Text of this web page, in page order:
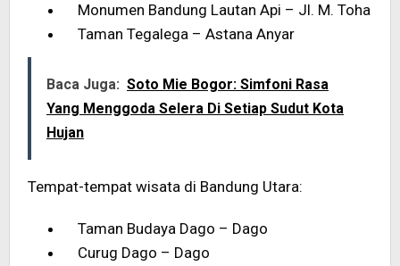
Monumen Bandung Lautan Api – Jl. M. Toha
Taman Tegalega – Astana Anyar
Baca Juga: Soto Mie Bogor: Simfoni Rasa
Yang Menggoda Selera Di Setiap Sudut Kota
Hujan
Tempat-tempat wisata di Bandung Utara:
Taman Budaya Dago – Dago
Curug Dago – Dago